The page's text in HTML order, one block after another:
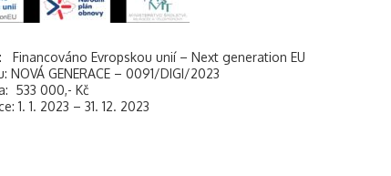
Financováno Evropskou unií – Next generation EU
NOVÁ GENERACE – 0091/DIGI/2023
533 000,- Kč
1. 1. 2023 – 31. 12. 2023